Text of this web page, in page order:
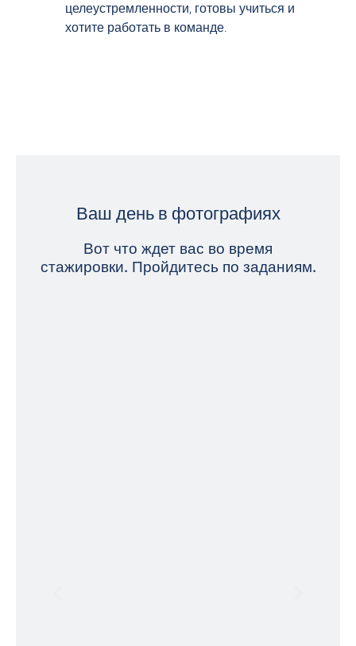
целеустремленности, готовы учиться и
хотите работать в команде.
Ваш день в фотографиях
Вот что ждет вас во время
стажировки. Пройдитесь по заданиям.